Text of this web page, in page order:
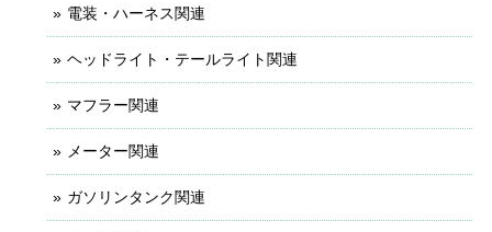
電装・ハーネス関連
ヘッドライト・テールライト関連
マフラー関連
メーター関連
ガソリンタンク関連